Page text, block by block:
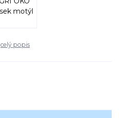
celý popis